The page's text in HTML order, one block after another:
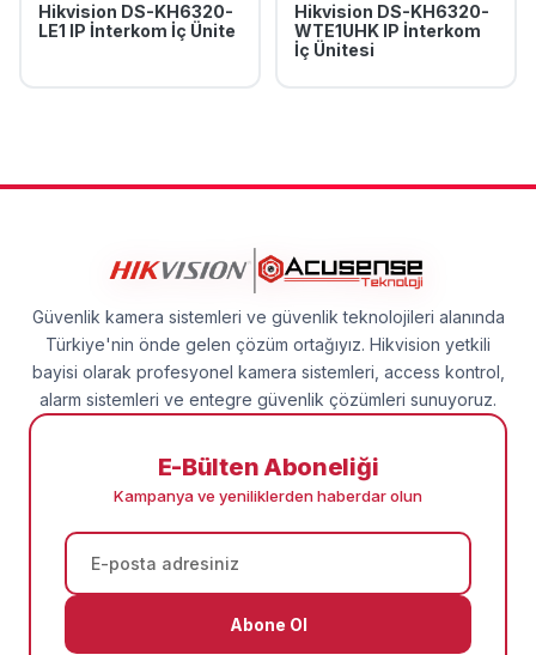
Hikvision DS-KH6320-
LE1 IP İnterkom İç Ünite
Hikvision DS-KH6320-
WTE1UHK IP İnterkom
İç Ünitesi
Güvenlik kamera sistemleri ve güvenlik teknolojileri alanında
Türkiye'nin önde gelen çözüm ortağıyız. Hikvision yetkili
bayisi olarak profesyonel kamera sistemleri, access kontrol,
alarm sistemleri ve entegre güvenlik çözümleri sunuyoruz.
E-Bülten Aboneliği
Kampanya ve yeniliklerden haberdar olun
Abone Ol